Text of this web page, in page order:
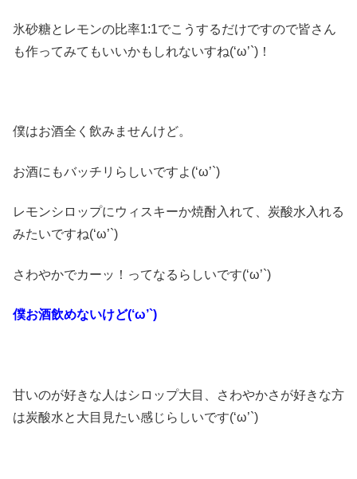
氷砂糖とレモンの比率1:1でこうするだけですので皆さん
も作ってみてもいいかもしれないすね(‘ω’`)！
僕はお酒全く飲みませんけど。
お酒にもバッチリらしいですよ(‘ω’`)
レモンシロップにウィスキーか焼酎入れて、炭酸水入れる
みたいですね(‘ω’`)
さわやかでカーッ！ってなるらしいです(‘ω’`)
僕お酒飲めないけど(‘ω’`)
甘いのが好きな人はシロップ大目、さわやかさが好きな方
は炭酸水と大目見たい感じらしいです(‘ω’`)